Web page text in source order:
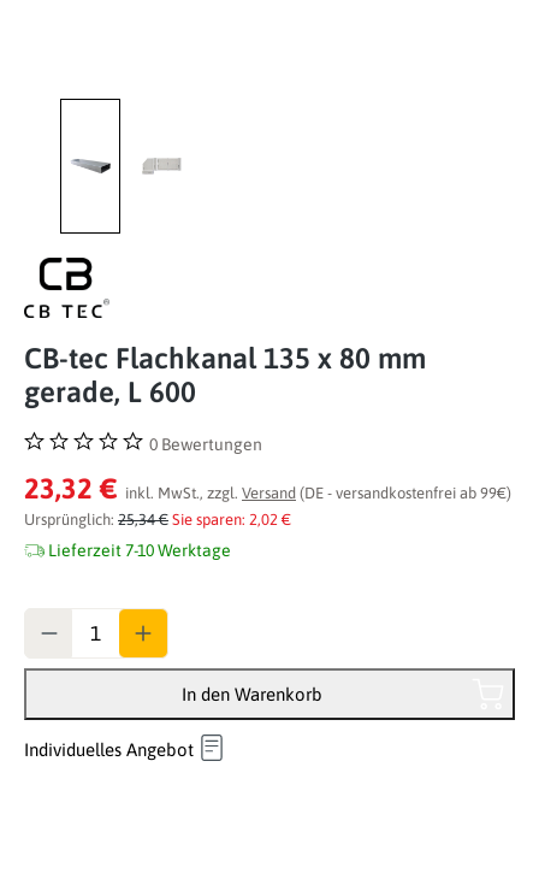
CB-tec Flachkanal 135 x 80 mm
gerade, L 600
Durchschnittliche Bewertung von 0 von 5 Sternen
0 Bewertungen
23,32 € inkl. MwSt., zzgl. Versand (DE - versandkostenfrei ab 99€)
Ursprünglich: 25,34 € Sie sparen: 2,02 €
Lieferzeit 7-10 Werktage
In den Warenkorb
Individuelles Angebot